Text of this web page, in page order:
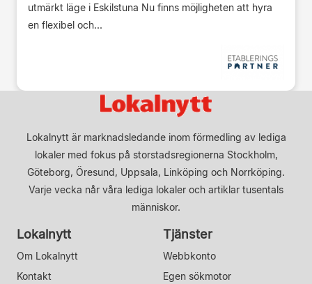
utmärkt läge i Eskilstuna Nu finns möjligheten att hyra
en flexibel och...
Lokalnytt är marknadsledande inom förmedling av lediga
lokaler med fokus på storstadsregionerna Stockholm,
Göteborg, Öresund, Uppsala, Linköping och Norrköping.
Varje vecka når våra lediga lokaler och artiklar tusentals
människor.
Lokalnytt
Om Lokalnytt
Kontakt
Tjänster
Webbkonto
Egen sökmotor